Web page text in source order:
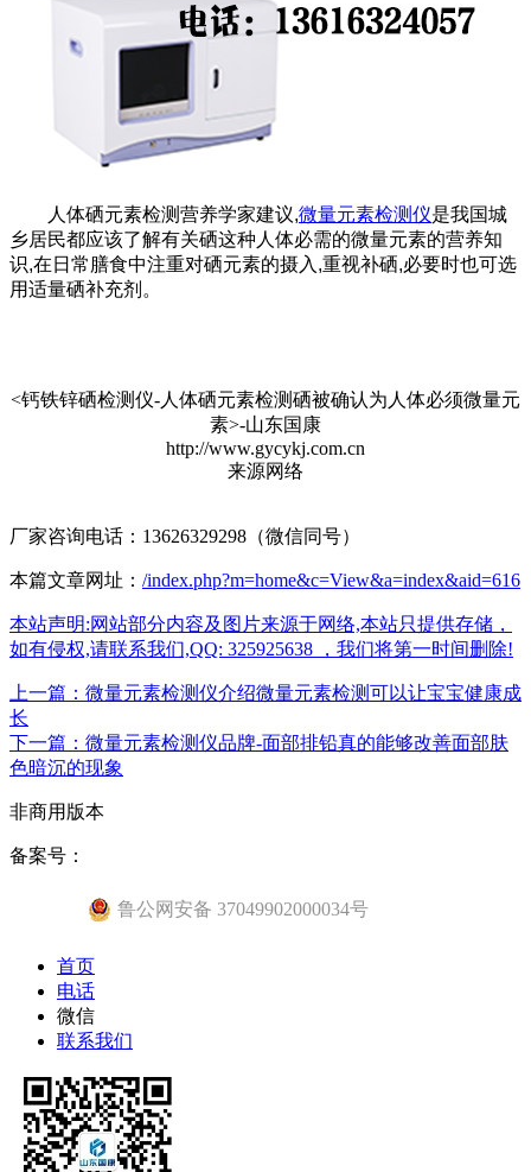
人体硒元素检测营养学家建议,微量元素检测仪是我国城
乡居民都应该了解有关硒这种人体必需的微量元素的营养知
识,在日常膳食中注重对硒元素的摄入,重视补硒,必要时也可选
用适量硒补充剂。
<钙铁锌硒检测仪-人体硒元素检测硒被确认为人体必须微量元
素>-山东国康
http://www.gycykj.com.cn
来源网络
厂家咨询电话：13626329298（微信同号）
本篇文章网址： /index.php?m=home&c=View&a=index&aid=616
本站声明:网站部分内容及图片来源于网络,本站只提供存储，
如有侵权,请联系我们,QQ: 325925638 ，我们将第一时间删除!
上一篇：微量元素检测仪介绍微量元素检测可以让宝宝健康成
长
下一篇：微量元素检测仪品牌-面部排铅真的能够改善面部肤
色暗沉的现象
非商用版本
备案号：
鲁公网安备 37049902000034号
首页
电话
微信
联系我们